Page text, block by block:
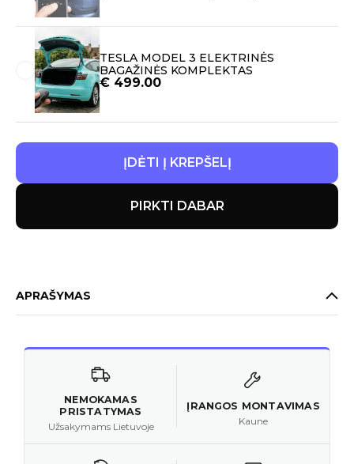
TESLA MODEL 3 ELEKTRINĖS
BAGAŽINĖS KOMPLEKTAS
€ 499.00
ĮDĖTI Į KREPŠELĮ
PIRKTI DABAR
APRAŠYMAS
NEMOKAMAS
PRISTATYMAS
Užsakymams Lietuvoje
ĮRANGOS MONTAVIMAS
Kaune